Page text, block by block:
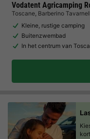
Vodatent Agricamping
Toscane, Barberino
Kleine, rustige camping
Buitenzwembad
In het centrum van